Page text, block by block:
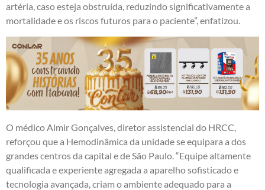
artéria, caso esteja obstruída, reduzindo significativamente a
mortalidade e os riscos futuros para o paciente”, enfatizou.
O médico Almir Gonçalves, diretor assistencial do HRCC,
reforçou que a Hemodinâmica da unidade se equipara a dos
grandes centros da capital e de São Paulo. “Equipe altamente
qualificada e experiente agregada a aparelho sofisticado e
tecnologia avançada, criam o ambiente adequado para a